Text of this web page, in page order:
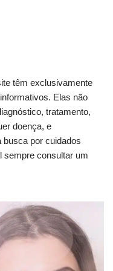
têm exclusivamente
Elas não
tratamento,
doença, e
busca por cuidados
sempre consultar um